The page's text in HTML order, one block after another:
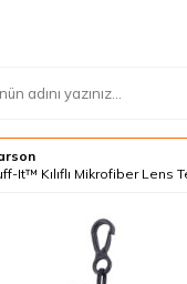
It™ Kılıflı Mikrofiber Lens